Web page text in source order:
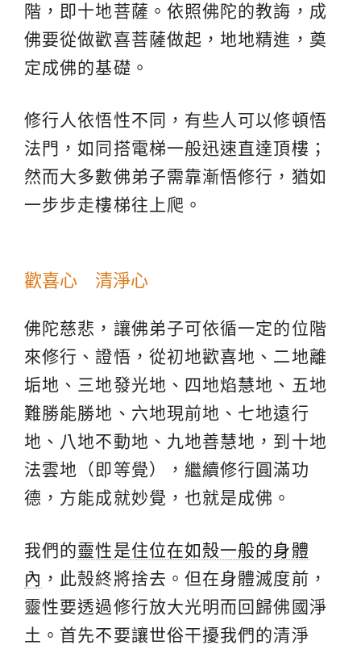
階，即十地菩薩。依照佛陀的教誨，成
佛要從做歡喜菩薩做起，地地精進，奠
定成佛的基礎。
修行人依悟性不同，有些人可以修頓悟
法門，如同搭電梯一般迅速直達頂樓；
然而大多數佛弟子需靠漸悟修行，猶如
一步步走樓梯往上爬。
歡喜心 清淨心
佛陀慈悲，讓佛弟子可依循一定的位階
來修行、證悟，從初地歡喜地、二地離
垢地、三地發光地、四地焰慧地、五地
難勝能勝地、六地現前地、七地遠行
地、八地不動地、九地善慧地，到十地
法雲地（即等覺），繼續修行圓滿功
德，方能成就妙覺，也就是成佛。
我們的靈性是住位在如殼一般的身體
內 ，此殼終將捨去。但在身體滅度前，
靈性要透過修行放大光明而回歸佛國淨
土。首先不要讓世俗干擾我們的清淨